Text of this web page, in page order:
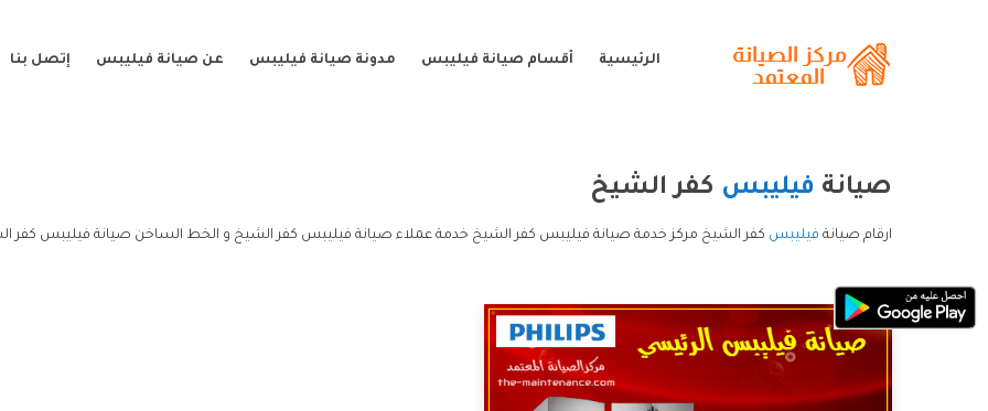
الرئيسية أقسام صيانة فيليبس مدونة صيانة فيليبس عن صيانة فيليبس إتصل بنا
صيانة فيليبس كفر الشيخ
ارقام صيانة فيليبس كفر الشيخ مركز خدمة صيانة فيليبس كفر الشيخ خدمة عملاء صيانة فيليبس كفر الشيخ و الخط الساخن صيانة فيليبس كفر